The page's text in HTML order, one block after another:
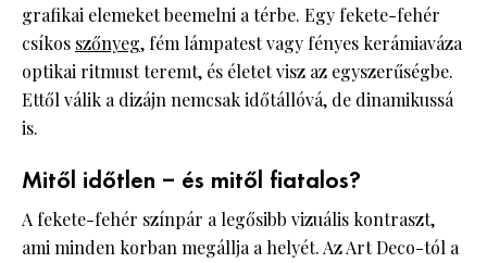
grafikai elemeket beemelni a térbe. Egy fekete-fehér
csíkos szőnyeg, fém lámpatest vagy fényes kerámiaváza
optikai ritmust teremt, és életet visz az egyszerűségbe.
Ettől válik a dizájn nemcsak időtállóvá, de dinamikussá
is.
Mitől időtlen – és mitől fiatalos?
A fekete-fehér színpár a legősibb vizuális kontraszt,
ami minden korban megállja a helyét. Az Art Deco-tól a